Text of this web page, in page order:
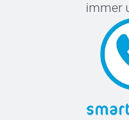
immer